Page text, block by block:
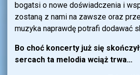
bogatsi o nowe doświadczenia i
zostaną z nami na zawsze oraz
muzyka naprawdę potrafi dodawać
Bo choć koncerty już się
sercach ta melodia wciąż trwa…